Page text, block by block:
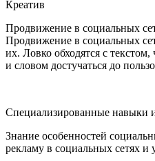
Креатив
Продвижение в социальных
Продвижение в социальных
их. Ловко обходятся с
и словом достучаться до
Специализированные навыки
Знание особенностей
рекламу в социальных сетях и